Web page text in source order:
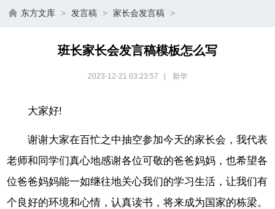
东方文库 > 发言稿 > 家长会发言稿 >
班长家长会发言稿模板怎么写
2023-12-21 03:23:57 新华
大家好!
谢谢大家在百忙之中抽空参加今天的家长会，我代表
老师和同学们真心地感谢各位可敬的爸爸妈妈，也希望各
位爸爸妈妈能一如继往地关心我们的学习生活，让我们有
个良好的环境和心情，认真读书，将来成为国家的栋梁。